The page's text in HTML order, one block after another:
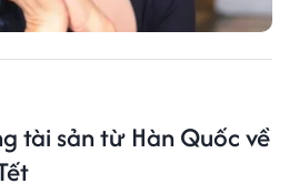
tài sản từ Hàn Quốc về